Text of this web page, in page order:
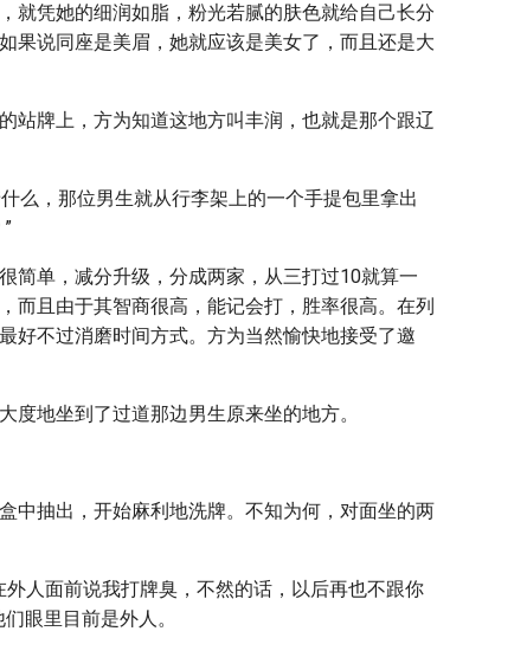
就凭她的细润如脂，粉光若腻的肤色就给自己长分
果说同座是美眉，她就应该是美女了，而且还是大
站牌上，方为知道这地方叫丰润，也就是那个跟辽
么，那位男生就从行李架上的一个手提包里拿出
简单，减分升级，分成两家，从三打过10就算一
而且由于其智商很高，能记会打，胜率很高。在列
好不过消磨时间方式。方为当然愉快地接受了邀
地坐到了过道那边男生原来坐的地方。
中抽出，开始麻利地洗牌。不知为何，对面坐的两
人面前说我打牌臭，不然的话，以后再也不跟你
眼里目前是外人。